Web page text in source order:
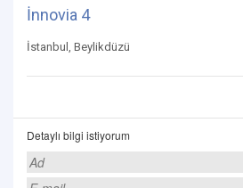
İnnovia 4
İstanbul, Beylikdüzü
Detaylı bilgi istiyorum